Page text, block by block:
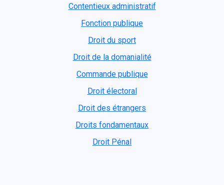
Contentieux administratif
Fonction publique
Droit du sport
Droit de la domanialité
Commande publique
Droit électoral
Droit des étrangers
Droits fondamentaux
Droit Pénal